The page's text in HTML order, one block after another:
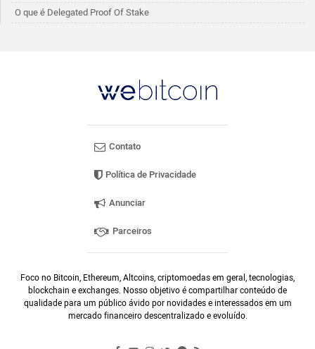
O que é Delegated Proof Of Stake
Contato
Política de Privacidade
Anunciar
Parceiros
Foco no Bitcoin, Ethereum, Altcoins, criptomoedas em geral, tecnologias,
blockchain e exchanges. Nosso objetivo é compartilhar conteúdo de
qualidade para um público ávido por novidades e interessados em um
mercado financeiro descentralizado e evoluído.